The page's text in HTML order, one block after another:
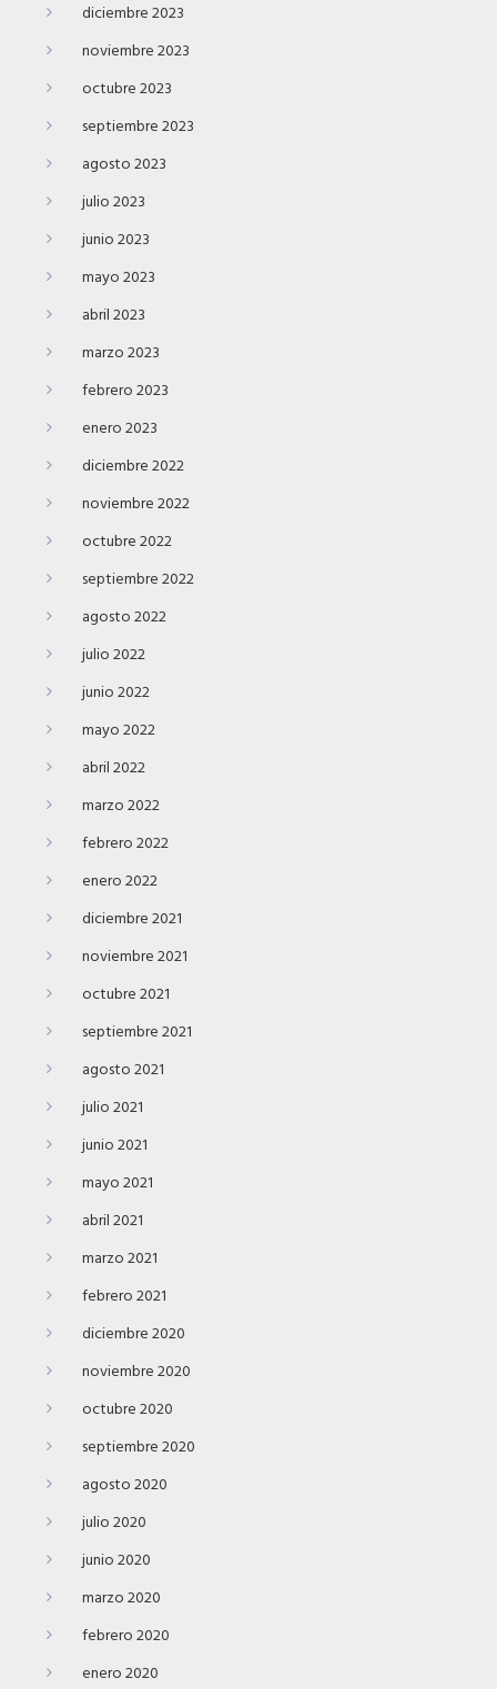
diciembre 2023
noviembre 2023
octubre 2023
septiembre 2023
agosto 2023
julio 2023
junio 2023
mayo 2023
abril 2023
marzo 2023
febrero 2023
enero 2023
diciembre 2022
noviembre 2022
octubre 2022
septiembre 2022
agosto 2022
julio 2022
junio 2022
mayo 2022
abril 2022
marzo 2022
febrero 2022
enero 2022
diciembre 2021
noviembre 2021
octubre 2021
septiembre 2021
agosto 2021
julio 2021
junio 2021
mayo 2021
abril 2021
marzo 2021
febrero 2021
diciembre 2020
noviembre 2020
octubre 2020
septiembre 2020
agosto 2020
julio 2020
junio 2020
marzo 2020
febrero 2020
enero 2020